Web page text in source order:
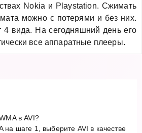
Nokia и Playstation. Сжимать
можно с потерями и без них.
4 вида. На сегодняшний день его
все аппаратные плееры.
в AVI?
на шаге 1, выберите AVI в качестве